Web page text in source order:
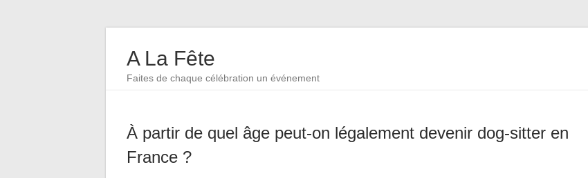
A La Fête
Faites de chaque célébration un événement
À partir de quel âge peut-on légalement devenir dog-sitter en
France ?